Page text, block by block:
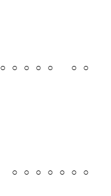
○ ○ ○ ○ ○ ○ ○
○ ○ ○ ○ ○ ○ ○